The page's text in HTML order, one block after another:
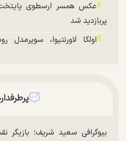
عکس همسر ارسطوی
پربازدید شد
اولگا لاورنتیوا،
بیوگرافی سعید شریف؛ بازیگر